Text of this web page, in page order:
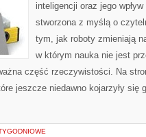
inteligencji oraz jego
stworzona z myślą o
tym, jak roboty zmieniają
w którym nauka nie jest
część rzeczywistości. Na
jeszcze niedawno kojarzyły się